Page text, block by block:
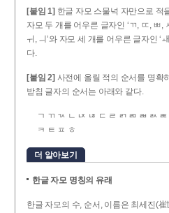
[붙임 1] 한글 자모 스물넉 자만으로 적
자모 두 개를 어우른 글자인 ‘ㄲ, ㄸ, ㅃ,
ㅟ, ㅢ’와 자모 세 개를 어우른 글자인 ‘
다.
[붙임 2] 사전에 올릴 적의 순서를 명확
받침 글자의 순서는 아래와 같다.
ㄱ ㄲ ㄳ ㄴ ㄵ ㄶ ㄷ ㄹ ㄺ ㄻ ㄼ ㄽ
ㅋ ㅌ ㅍ ㅎ
더 알아보기
한글 자모 명칭의 유래
한글 자모의 수, 순서, 이름은 최세진(